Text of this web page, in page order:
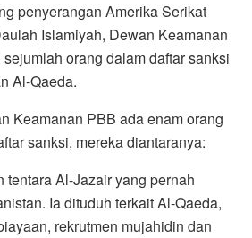
penyerangan Amerika Serikat
Islamiyah, Dewan Keamanan
orang dalam daftar sanksi
Al-Qaeda.
Keamanan PBB ada enam orang
sanksi, mereka diantaranya:
tentara Al-Jazair yang pernah
Ia dituduh terkait Al-Qaeda,
rekrutmen mujahidin dan